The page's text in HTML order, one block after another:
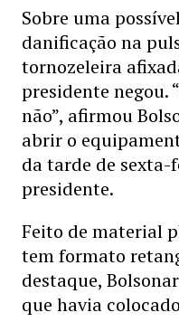
Sobre uma
danificação na
tornozeleira
presidente negou.
não”, afirmou
abrir o
da tarde de sexta-
presidente.
Feito de material
tem formato
destaque,
que havia